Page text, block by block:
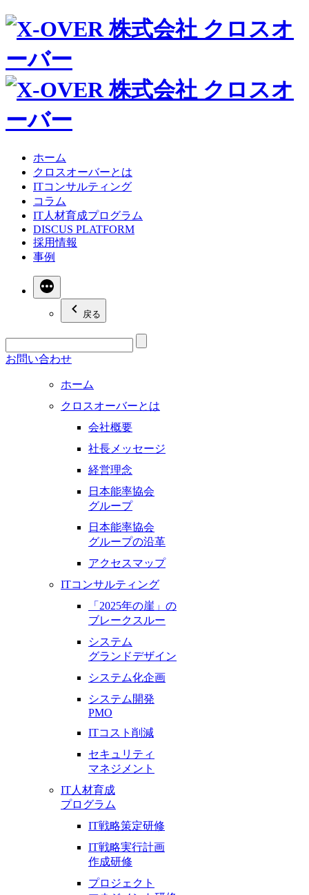
ホーム
クロスオーバーとは
ITコンサルティング
コラム
IT人材育成プログラム
DISCUS PLATFORM
採用情報
事例
続
き
戻る
お問い合わせ
ホーム
クロスオーバーとは
会社概要
社長メッセージ
経営理念
日本能率協会
グループ
日本能率協会
グループの沿革
アクセスマップ
ITコンサルティング
「2025年の崖」の
ブレークスルー
システム
グランドデザイン
システム化企画
システム開発
PMO
ITコスト削減
セキュリティ
マネジメント
IT人材育成
プログラム
IT戦略策定研修
IT戦略実行計画
作成研修
プロジェクト